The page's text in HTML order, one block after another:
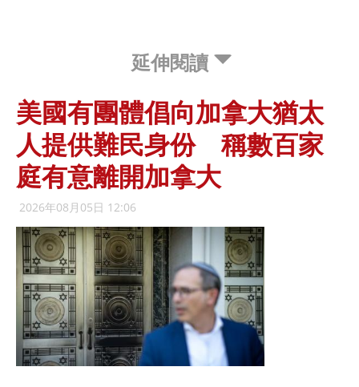
延伸閱讀
美國有團體倡向加拿大猶太
人提供難民身份 稱數百家
庭有意離開加拿大
2026年08月05日 12:06